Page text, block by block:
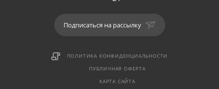
Подписаться на рассылку
ПОЛИТИКА КОНФИДЕНЦИАЛЬНОСТИ
ПУБЛИЧНАЯ ОФЕРТА
КАРТА САЙТА